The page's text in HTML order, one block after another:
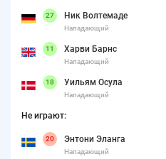
27 Ник Волтемаде
Нападающий
11 Харви Барнс
Нападающий
18 Уильям Осула
Нападающий
Не играют:
20 Энтони Эланга
Нападающий